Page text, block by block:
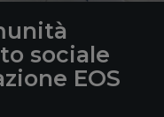
sociale
EOS